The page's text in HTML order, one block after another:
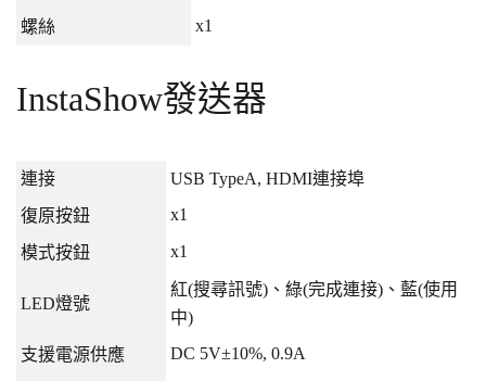
螺絲 x1
InstaShow發送器
連接 USB TypeA, HDMI連接埠
復原按鈕
x1
模式按鈕 x1
LED燈號
紅(搜尋訊號) 、綠(完成連接) 、藍(使用
中)
支援電源供應
DC 5V±10%, 0.9A